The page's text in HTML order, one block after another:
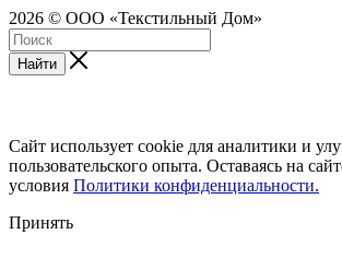
2026 © ООО «Текстильный Дом»
Найти
Сайт использует cookie для аналитики и
пользовательского опыта. Оставаясь на
условия Политики конфиденциальности.
Принять